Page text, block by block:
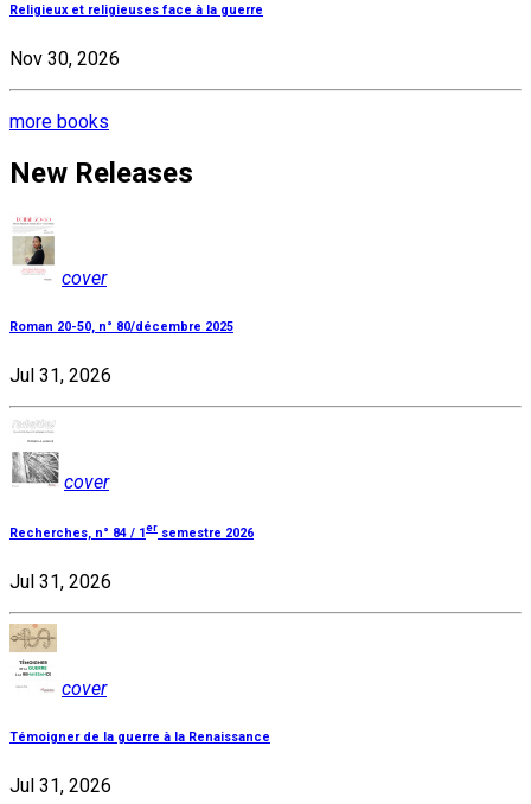
Religieux et religieuses face à la guerre
Nov 30, 2026
more books
New Releases
cover
Roman 20-50, n° 80/décembre 2025
Jul 31, 2026
cover
Recherches, n° 84 / 1 er semestre 2026
Jul 31, 2026
cover
Témoigner de la guerre à la Renaissance
Jul 31, 2026